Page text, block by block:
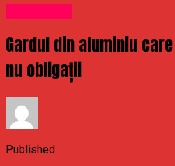
Gardul din aluminiu
nu obligații
Published